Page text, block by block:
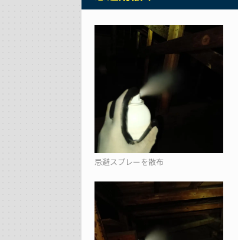
忌避スプレーを散布